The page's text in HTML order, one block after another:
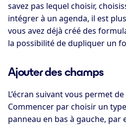
savez pas lequel choisir,
intégrer à un agenda, il est
vous avez déjà créé des
la possibilité de dupliquer un
Ajouter des champs
L’écran suivant vous permet
Commencer par choisir un
panneau en bas à gauche, par